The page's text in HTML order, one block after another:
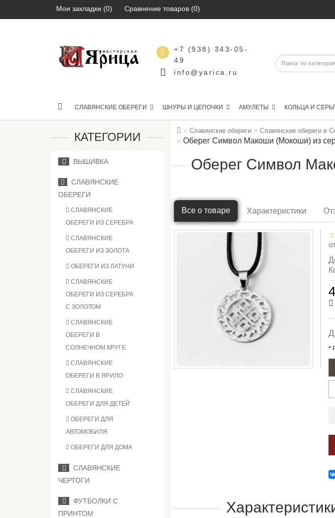
Мои закладки (0) Сравнение товаров (0)
+7 (938) 343-05-
49
info@yarica.ru
СЛАВЯНСКИЕ ОБЕРЕГИ ШНУРЫ И ЦЕПОЧКИ АМУЛЕТЫ КОЛЬЦА И
КАТЕГОРИИ
ВЫШИВКА
СЛАВЯНСКИЕ
ОБЕРЕГИ
СЛАВЯНСКИЕ
ОБЕРЕГИ ИЗ СЕРЕБРА
СЛАВЯНСКИЕ
ОБЕРЕГИ ИЗ ЗОЛОТА
ОБЕРЕГИ ИЗ ЛАТУНИ
СЛАВЯНСКИЕ
ОБЕРЕГИ ИЗ СЕРЕБРА
С ЗОЛОТОМ
СЛАВЯНСКИЕ
ОБЕРЕГИ В
СОЛНЕЧНОМ КРУГЕ
СЛАВЯНСКИЕ
ОБЕРЕГИ В ЯРИЛО
СЛАВЯНСКИЕ
ОБЕРЕГИ ДЛЯ ДЕТЕЙ
ОБЕРЕГИ ДЛЯ
АВТОМОБИЛЯ
ОБЕРЕГИ ДЛЯ ДОМА
СЛАВЯНСКИЕ
ЧЕРТОГИ
ФУТБОЛКИ С
ПРИНТОМ
Славянские обереги Славянские обереги в
Оберег Символ Макоши (Мокоши) из
Оберег Символ
Все о товаре Характеристики